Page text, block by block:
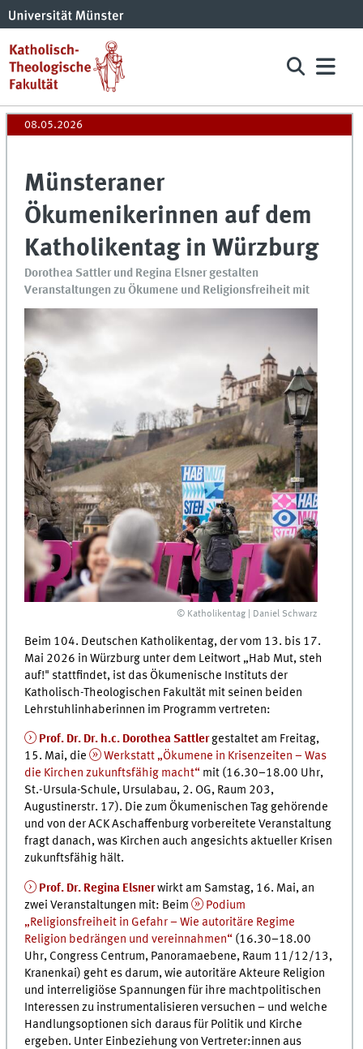
08.05.2026
Münsteraner
Ökumenikerinnen auf dem
Katholikentag in Würzburg
Dorothea Sattler und Regina Elsner gestalten
Veranstaltungen zu Ökumene und Religionsfreiheit mit
© Katholikentag | Daniel Schwarz
Beim 104. Deutschen Katholikentag, der vom 13. bis 17.
Mai 2026 in Würzburg unter dem Leitwort „Hab Mut, steh
auf!" stattfindet, ist das Ökumenische Instituts der
Katholisch-Theologischen Fakultät mit seinen beiden
Lehrstuhlinhaberinnen im Programm vertreten:
Prof. Dr. Dr. h.c. Dorothea Sattlergestaltet am Freitag,
15. Mai, die
Werkstatt „Ökumene in Krisenzeiten – Was
die Kirchen zukunftsfähig macht“ mit (16.30–18.00 Uhr,
St.-Ursula-Schule, Ursulabau, 2. OG, Raum 203,
Augustinerstr. 17). Die zum Ökumenischen Tag gehörende
und von der ACK Aschaffenburg vorbereitete Veranstaltung
fragt danach, was Kirchen auch angesichts aktueller Krisen
zukunftsfähig hält.
Prof. Dr. Regina Elsnerwirkt am Samstag, 16. Mai, an
zwei Veranstaltungen mit: Beim
Podium
„Religionsfreiheit in Gefahr – Wie autoritäre Regime
Religion bedrängen und vereinnahmen“ (16.30–18.00
Uhr, Congress Centrum, Panoramaebene, Raum 11/12/13,
Kranenkai) geht es darum, wie autoritäre Akteure Religion
und interreligiöse Spannungen für ihre machtpolitischen
Interessen zu instrumentalisieren versuchen – und welche
Handlungsoptionen sich daraus für Politik und Kirche
ergeben. Unter Einbeziehung von Vertreter:innen aus